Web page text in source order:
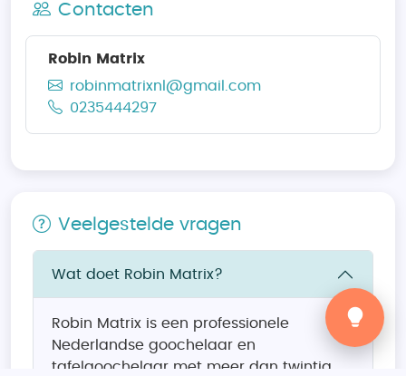
Contacten
Robin Matrix
robinmatrixnl@gmail.com
0235444297
Veelgestelde vragen
Wat doet Robin Matrix?
Robin Matrix is een professionele
Nederlandse goochelaar en
tafelgoochelaar met meer dan twintig
Hi 👋 We horen graag uw feedback!
Verstuur